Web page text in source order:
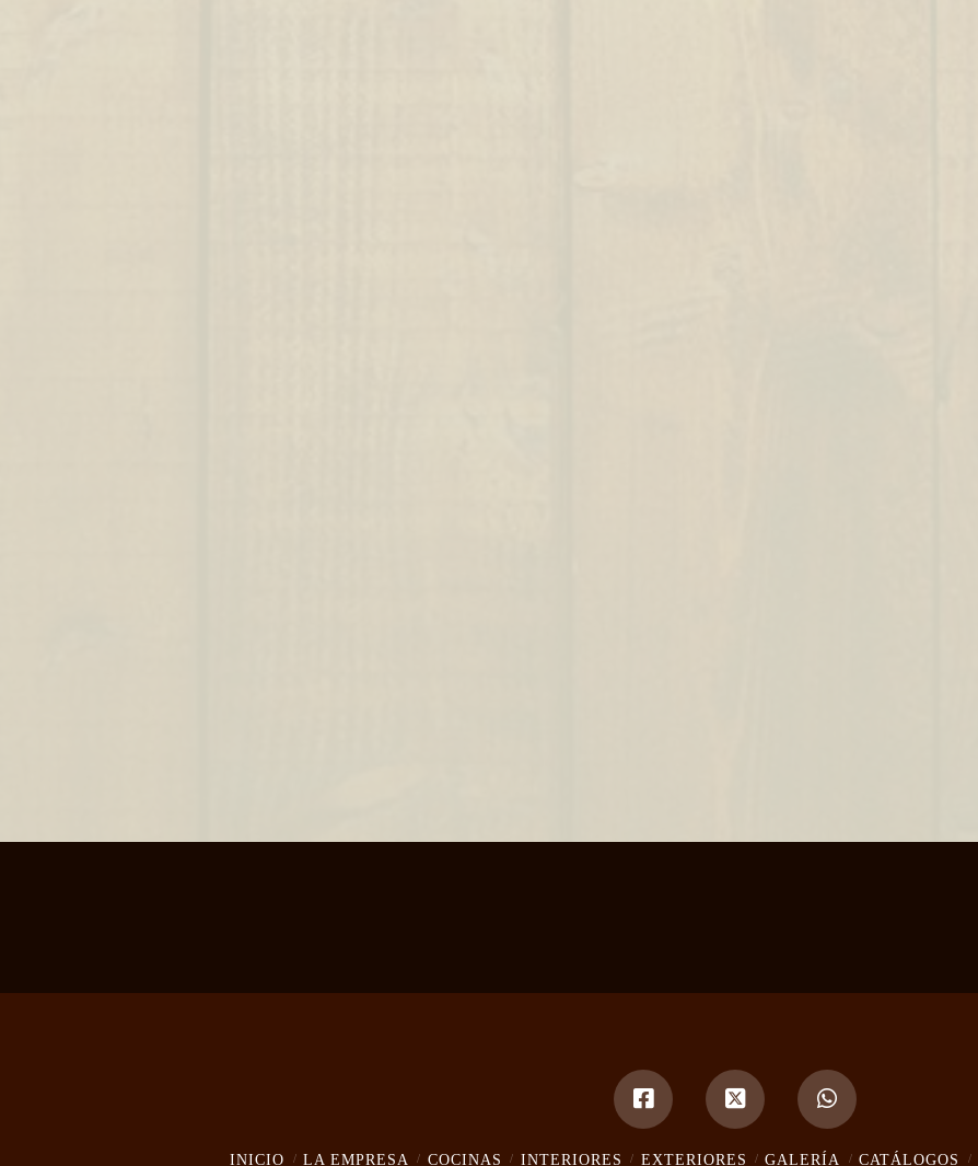
INICIO LA EMPRESA COCINAS INTERIORES EXTERIORES GALERÍA CATÁLOGOS